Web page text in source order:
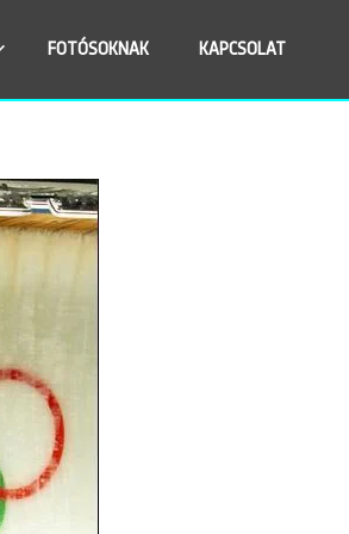
FOTÓSOKNAK KAPCSOLAT